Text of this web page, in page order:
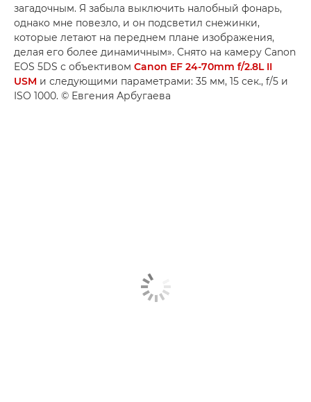
загадочным. Я забыла выключить налобный фонарь,
однако мне повезло, и он подсветил снежинки,
которые летают на переднем плане изображения,
делая его более динамичным». Снято на камеру Canon
EOS 5DS с объективом Canon EF 24-70mm f/2.8L II
USM и следующими параметрами: 35 мм, 15 сек., f/5 и
ISO 1000. © Евгения Арбугаева